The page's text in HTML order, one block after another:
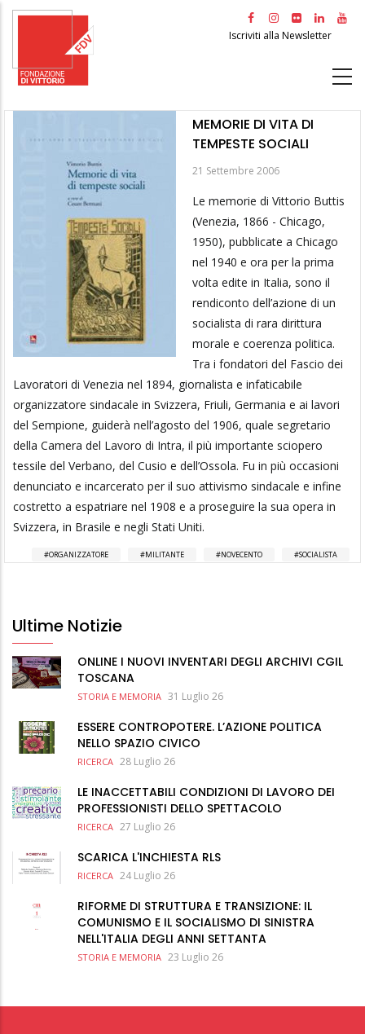
Salta
principale
Iscriviti alla Newsletter
MEMORIE DI VITA DI
TEMPESTE SOCIALI
21 Settembre 2006
Le memorie di Vittorio Buttis
(Venezia, 1866 - Chicago,
1950), pubblicate a Chicago
nel 1940 e ora per la prima
volta edite in Italia, sono il
rendiconto dell’azione di un
socialista di rara dirittura
morale e coerenza politica.
Tra i fondatori del Fascio dei
Lavoratori di Venezia nel 1894, giornalista e infaticabile
organizzatore sindacale in Svizzera, Friuli, Germania e ai lavori
del Sempione, guiderà nell’agosto del 1906, quale segretario
della Camera del Lavoro di Intra, il più importante sciopero
tessile del Verbano, del Cusio e dell’Ossola. Fu in più occasioni
denunciato e incarcerato per il suo attivismo sindacale e infine
costretto a espatriare nel 1908 e a proseguire la sua opera in
Svizzera, in Brasile e negli Stati Uniti.
ORGANIZZATORE MILITANTE NOVECENTO SOCIALISTA
Ultime Notizie
ONLINE I NUOVI INVENTARI DEGLI ARCHIVI CGIL
TOSCANA
STORIA E MEMORIA 31 Luglio 26
ESSERE CONTROPOTERE. L’AZIONE POLITICA
NELLO SPAZIO CIVICO
RICERCA 28 Luglio 26
LE INACCETTABILI CONDIZIONI DI LAVORO DEI
PROFESSIONISTI DELLO SPETTACOLO
RICERCA 27 Luglio 26
SCARICA L'INCHIESTA RLS
RICERCA 24 Luglio 26
RIFORME DI STRUTTURA E TRANSIZIONE: IL
COMUNISMO E IL SOCIALISMO DI SINISTRA
NELL'ITALIA DEGLI ANNI SETTANTA
STORIA E MEMORIA 23 Luglio 26